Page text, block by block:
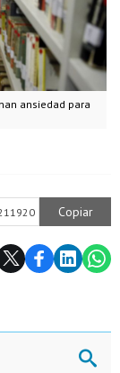
ansiedad para
Copiar